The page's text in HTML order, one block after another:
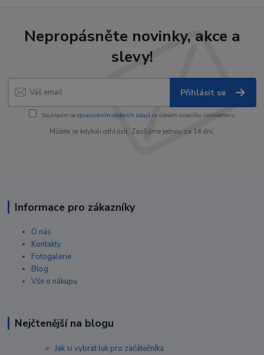
Nepropásněte novinky, akce a
slevy!
Přihlásit se
Souhlasím se zpracováním osobních údajůza účelem rozesílky newsletteru.
Můžete se kdykoli odhlásit. Zasíláme jednou za 14 dní.
Informace pro zákazníky
O nás
Kontakty
Fotogalerie
Blog
Vše o nákupu
Nejčtenější na blogu
Jak si vybrat luk pro začátečníka